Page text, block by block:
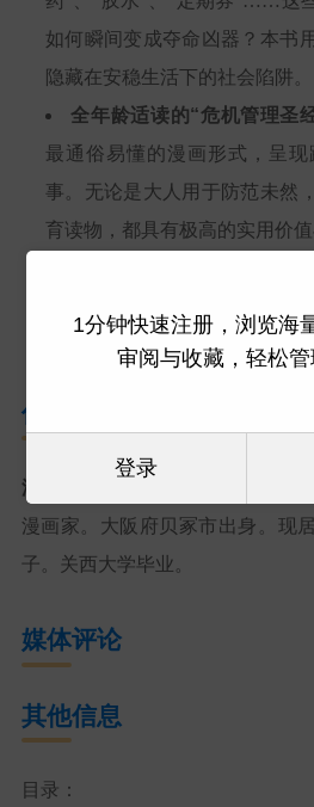
如何瞬间变成夺命凶器？本书
隐藏在安稳生活下的社会陷阱。
全年龄适读的“危机管理圣
最通俗易懂的漫画形式，呈现
事。无论是大人用于防范未然
育读物，都具有极高的实用价值
仅在
作者简介
湖西晶
漫画家。大阪府贝冢市出身。现
子。关西大学毕业。
媒体评论
其他信息
目录：
1分钟快速注册，浏览海
审阅与收藏，轻松
登录